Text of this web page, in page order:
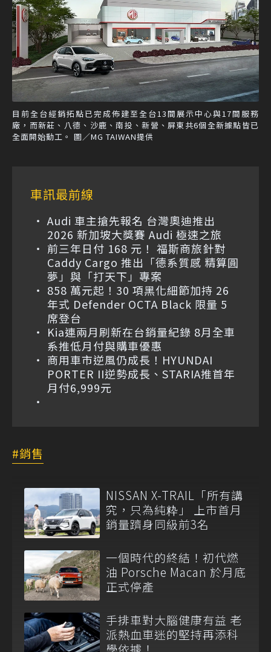
目前全台經銷拓點已完成佈建至全台13間展示中心與17間服務
廠，而新莊、八德、沙鹿、南投、新營、屏東共6個全新據點皆已
全面開始動工。 圖／MG TAIWAN提供
車訊最前線
Audi 車主搶先報名 台灣奧迪推出
2026 新加坡大獎賽 Audi 極速之旅
前三年日付 168 元！ 福斯商旅針對
Caddy Cargo 推出「德系質感 精算圓
夢」與「打天下」專案
858 萬元起！30 項黑化細節加持 26
年式 Defender OCTA Black 限量 5
席登台
Kia連兩月刷新在台銷量紀錄 8月全車
系推低月付與購車優惠
商用車市逆風仍成長！HYUNDAI
PORTER II逆勢成長、STARIA推首年
月付6,999元
銷售
NISSAN X-TRAIL「所有講
究，只為純粋」 上市首月
銷量躋身同級前3名
一個時代的終結！初代燃
油 Porsche Macan 於月底
正式停產
手排車對大腦健康有益 老
派熱血車迷的堅持再添科